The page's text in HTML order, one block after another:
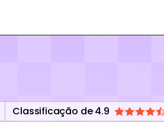
Classificação de 4.9